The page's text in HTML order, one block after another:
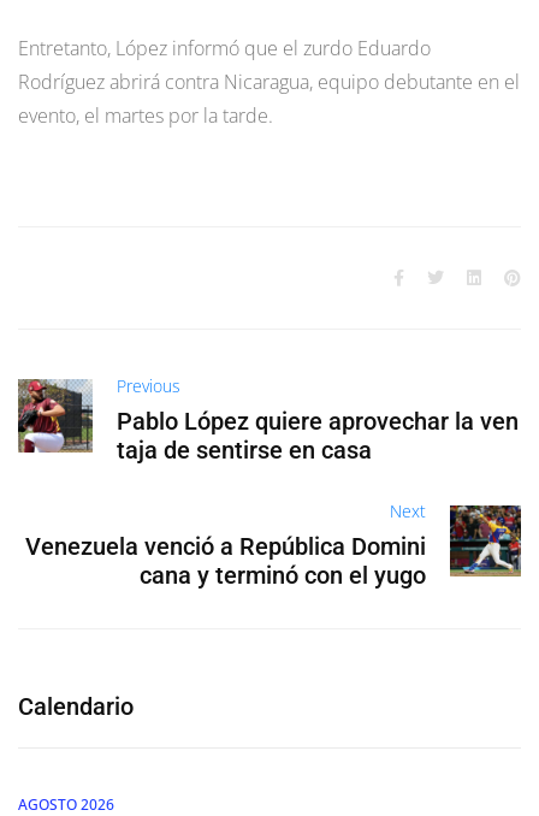
Entretanto, López informó que el zurdo Eduardo
Rodríguez abrirá contra Nicaragua, equipo debutante en el
evento, el martes por la tarde.
Previous
Pablo López quiere aprovechar la ven
taja de sentirse en casa
Next
Venezuela venció a República Domini
cana y terminó con el yugo
Calendario
AGOSTO 2026